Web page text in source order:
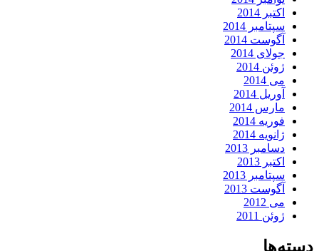
اکتبر 2014
سپتامبر 2014
آگوست 2014
جولای 2014
ژوئن 2014
می 2014
آوریل 2014
مارس 2014
فوریه 2014
ژانویه 2014
دسامبر 2013
اکتبر 2013
سپتامبر 2013
آگوست 2013
می 2012
ژوئن 2011
دسته‌ها